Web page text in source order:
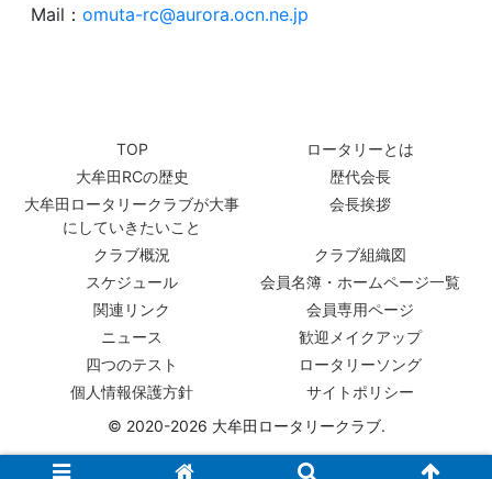
Mail：omuta-rc@aurora.ocn.ne.jp
TOP
ロータリーとは
大牟田RCの歴史
歴代会長
大牟田ロータリークラブが大事
にしていきたいこと
会長挨拶
クラブ概況
クラブ組織図
スケジュール
会員名簿・ホームページ一覧
関連リンク
会員専用ページ
ニュース
歓迎メイクアップ
四つのテスト
ロータリーソング
個人情報保護方針
サイトポリシー
© 2020-2026 大牟田ロータリークラブ.